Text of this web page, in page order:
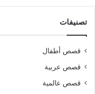
تصنيفات
قصص أطفال
قصص عربية
قصص عالمية